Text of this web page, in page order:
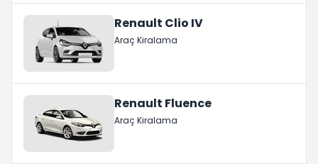
Renault Clio IV
Araç Kiralama
Renault Fluence
Araç Kiralama